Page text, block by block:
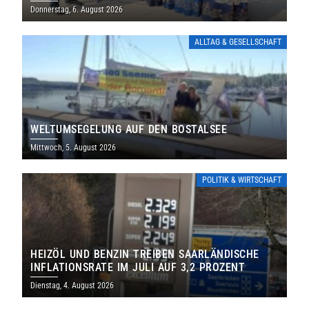
THOLEY
Donnerstag, 6. August 2026
ALLTAG & GESELLSCHAFT
WELTUMSEGELUNG AUF DEN BOSTALSEE
Mittwoch, 5. August 2026
POLITIK & WIRTSCHAFT
HEIZÖL UND BENZIN TREIBEN SAARLÄNDISCHE
INFLATIONSRATE IM JULI AUF 3,2 PROZENT
Dienstag, 4. August 2026